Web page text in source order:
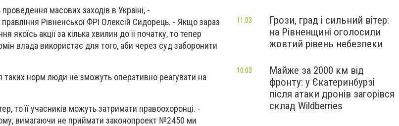
масових заходів в Україні, -
правління Рівненської ФРІ Олексій Сидорець. - Якщо зараз
акції за кілька хвилин до її початку, то тепер
влада використає для того, аби через суд заборонити
таких норм люди не зможуть оперативно реагувати на
то її учасників можуть затримати правоохоронці. -
вимагаючи не приймати законопроект №2450 ми
Грози, град і сильний вітер:
на Рівненщині оголосили
жовтий рівень небезпеки
11:03
Майже за 2000 км від
фронту: у Єкатеринбурзі
після атаки дронів загорівся
склад Wildberries
10:03